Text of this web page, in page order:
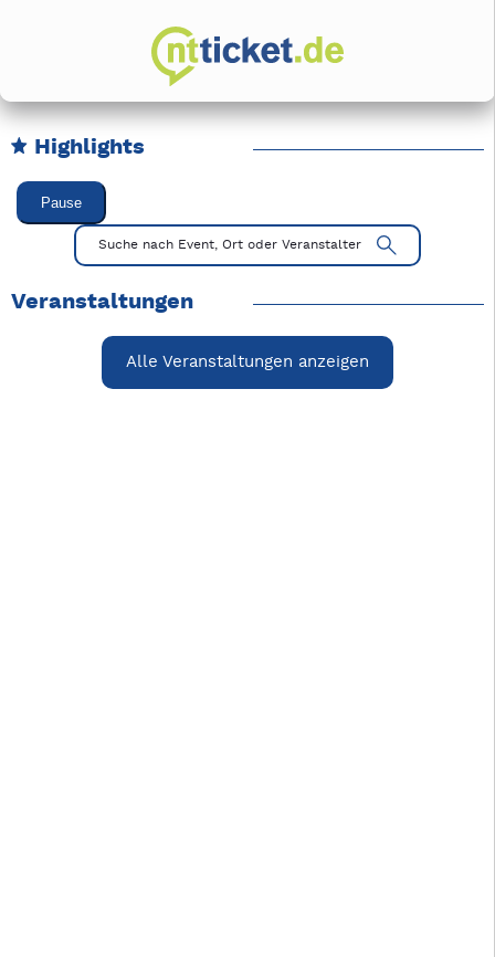
Highlights
Karussell Veranstaltungen überspringen
Pause
Mit Tab zu den Steuerelementen wechseln. Mit Pfeiltasten
Suche nach Event, Ort oder Veranstalter
Veranstaltungen
Alle Veranstaltungen anzeigen